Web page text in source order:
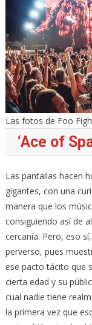
Las fotos de Foo
‘Ace of
Las pantallas hacen
gigantes, con una
manera que los
consiguiendo así de
cercanía. Pero, eso
perverso, pues
ese pacto tácito que
cierta edad y su
cual nadie tiene
la primera vez que